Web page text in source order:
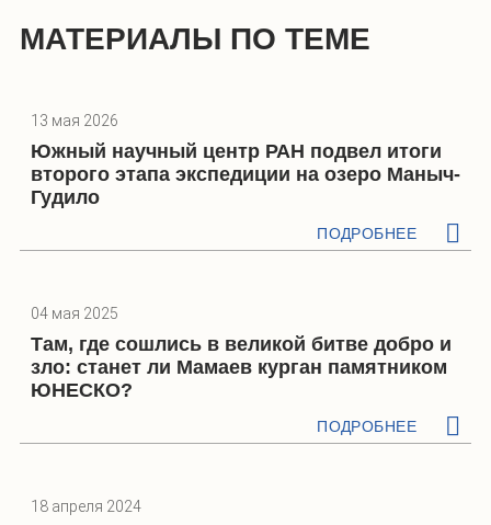
МАТЕРИАЛЫ ПО ТЕМЕ
13 мая 2026
Южный научный центр РАН подвел итоги
второго этапа экспедиции на озеро Маныч-
Гудило
ПОДРОБНЕЕ
04 мая 2025
Там, где сошлись в великой битве добро и
зло: станет ли Мамаев курган памятником
ЮНЕСКО?
ПОДРОБНЕЕ
18 апреля 2024